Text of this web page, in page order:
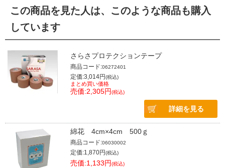
この商品を見た人は、このような商品も購入
しています
さらさプロテクションテープ
商品コード:06272401
定価:3,014円(税込)
まとめ買い価格
売価:2,305円(税込)
詳細を見る
綿花 4cm×4cm 500ｇ
商品コード:06030002
定価:1,870円(税込)
売価:1,133円(税込)